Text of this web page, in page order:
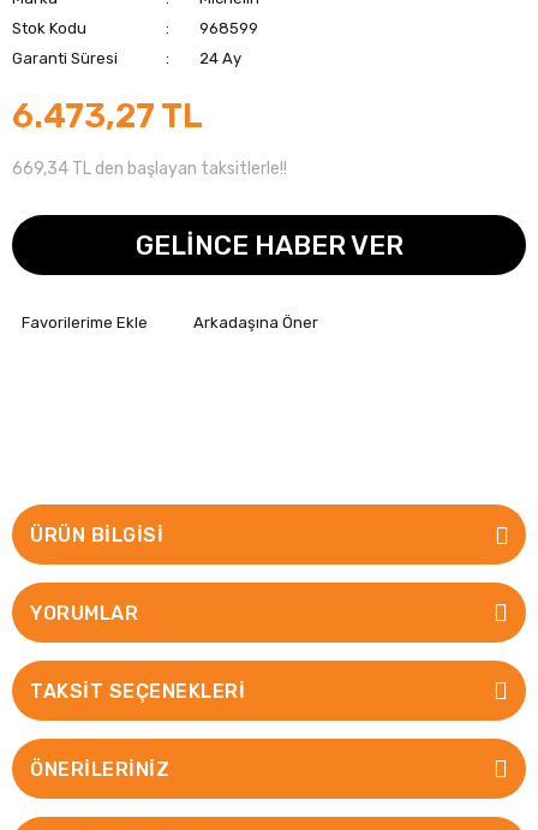
Stok Kodu
968599
Garanti Süresi
24 Ay
6.473,27 TL
669,34 TL den başlayan taksitlerle!!
GELİNCE HABER VER
Arkadaşına Öner
ÜRÜN BILGISI
YORUMLAR
TAKSIT SEÇENEKLERI
ÖNERILERINIZ